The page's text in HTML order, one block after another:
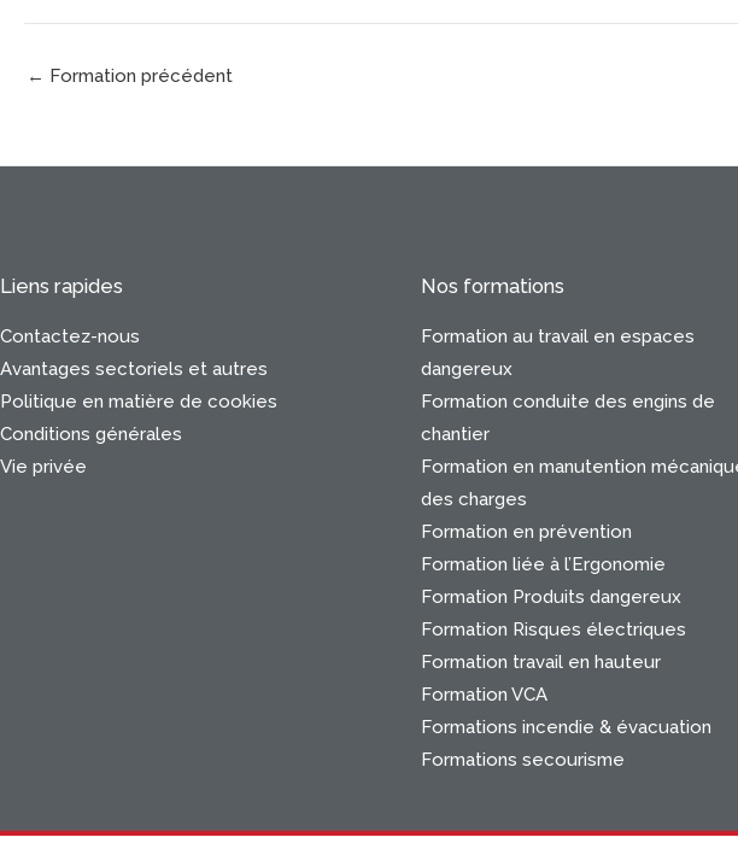
← Formation précédent
Liens rapides
Contactez-nous
Avantages sectoriels et autres
Politique en matière de cookies
Conditions générales
Vie privée
Nos formations
Formation au travail en espaces
dangereux
Formation conduite des engins de
chantier
Formation en manutention
des charges
Formation en prévention
Formation liée à l’Ergonomie
Formation Produits dangereux
Formation Risques électriques
Formation travail en hauteur
Formation VCA
Formations incendie & évacuation
Formations secourisme